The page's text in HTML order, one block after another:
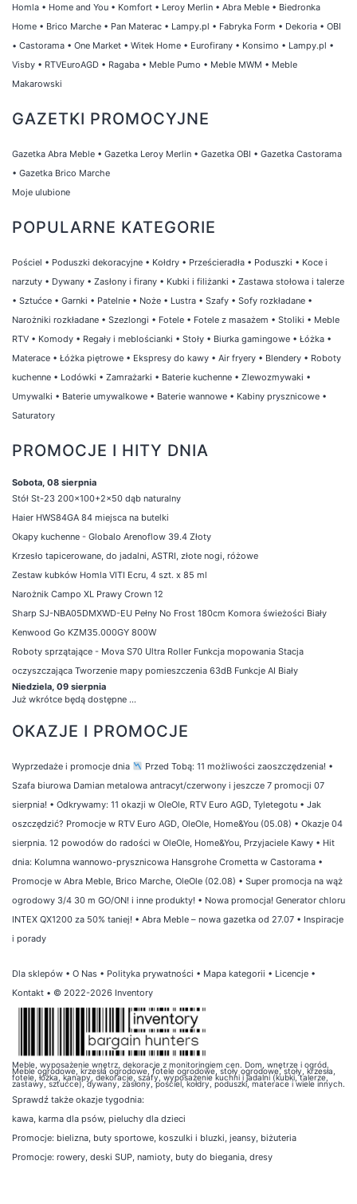
Homla • Home and You • Komfort • Leroy Merlin • Abra Meble • Biedronka
Home • Brico Marche • Pan Materac • Lampy.pl • Fabryka Form • Dekoria • OBI
• Castorama • One Market • Witek Home • Eurofirany • Konsimo • Lampy.pl •
Visby • RTVEuroAGD • Ragaba • Meble Pumo • Meble MWM • Meble
Makarowski
GAZETKI PROMOCYJNE
Gazetka Abra Meble • Gazetka Leroy Merlin • Gazetka OBI • Gazetka Castorama
• Gazetka Brico Marche
Moje ulubione
POPULARNE KATEGORIE
Pościel • Poduszki dekoracyjne • Kołdry • Prześcieradła • Poduszki • Koce i
narzuty • Dywany • Zasłony i firany • Kubki i filiżanki • Zastawa stołowa i talerze
• Sztućce • Garnki • Patelnie • Noże • Lustra • Szafy • Sofy rozkładane •
Narożniki rozkładane • Szezlongi • Fotele • Fotele z masażem • Stoliki • Meble
RTV • Komody • Regały i meblościanki • Stoły • Biurka gamingowe • Łóżka •
Materace • Łóżka piętrowe • Ekspresy do kawy • Air fryery • Blendery • Roboty
kuchenne • Lodówki • Zamrażarki • Baterie kuchenne • Zlewozmywaki •
Umywalki • Baterie umywalkowe • Baterie wannowe • Kabiny prysznicowe •
Saturatory
PROMOCJE I HITY DNIA
Sobota, 08 sierpnia
Stół St-23 200x100+2x50 dąb naturalny
Haier HWS84GA 84 miejsca na butelki
Okapy kuchenne - Globalo Arenoflow 39.4 Złoty
Krzesło tapicerowane, do jadalni, ASTRI, złote nogi, różowe
Zestaw kubków Homla VITI Ecru, 4 szt. x 85 ml
Narożnik Campo XL Prawy Crown 12
Sharp SJ-NBA05DMXWD-EU Pełny No Frost 180cm Komora świeżości Biały
Kenwood Go KZM35.000GY 800W
Roboty sprzątające - Mova S70 Ultra Roller Funkcja mopowania Stacja
oczyszczająca Tworzenie mapy pomieszczenia 63dB Funkcje AI Biały
Niedziela, 09 sierpnia
Już wkrótce będą dostępne ...
OKAZJE I PROMOCJE
Wyprzedaże i promocje dnia Przed Tobą: 11 możliwości zaoszczędzenia!•
Szafa biurowa Damian metalowa antracyt/czerwony i jeszcze 7 promocji 07
sierpnia! • Odkrywamy: 11 okazji w OleOle, RTV Euro AGD, Tyletegotu • Jak
oszczędzić? Promocje w RTV Euro AGD, OleOle, Home&You (05.08) • Okazje 04
sierpnia. 12 powodów do radości w OleOle, Home&You, Przyjaciele Kawy • Hit
dnia: Kolumna wannowo-prysznicowa Hansgrohe Crometta w Castorama •
Promocje w Abra Meble, Brico Marche, OleOle (02.08) • Super promocja na wąż
ogrodowy 3/4 30 m GO/ON! i inne produkty! • Nowa promocja! Generator chloru
INTEX QX1200 za 50% taniej! • Abra Meble – nowa gazetka od 27.07 • Inspiracje
i porady
Dla sklepów • O Nas • Polityka prywatności • Mapa kategorii • Licencje •
Kontakt • © 2022-2026 Inventory
Meble, wyposażenie wnętrz, dekoracje z monitoringiem cen. Dom, wnętrze i ogród.
Meble ogrodowe, krzesła ogrodowe, fotele ogrodowe, stoły ogrodowe, stoły, krzesła,
fotele, łóżka, kanapy, dekoracje, szafy, wyposażenie kuchni i jadalni (kubki, talerze,
zastawy, sztućce), dywany, zasłony, pościel, kołdry, poduszki, materace i wiele innych.
Sprawdź także okazje tygodnia:
kawa, karma dla psów, pieluchy dla dzieci
Promocje: bielizna, buty sportowe, koszulki i bluzki, jeansy, biżuteria
Promocje: rowery, deski SUP, namioty, buty do biegania, dresy